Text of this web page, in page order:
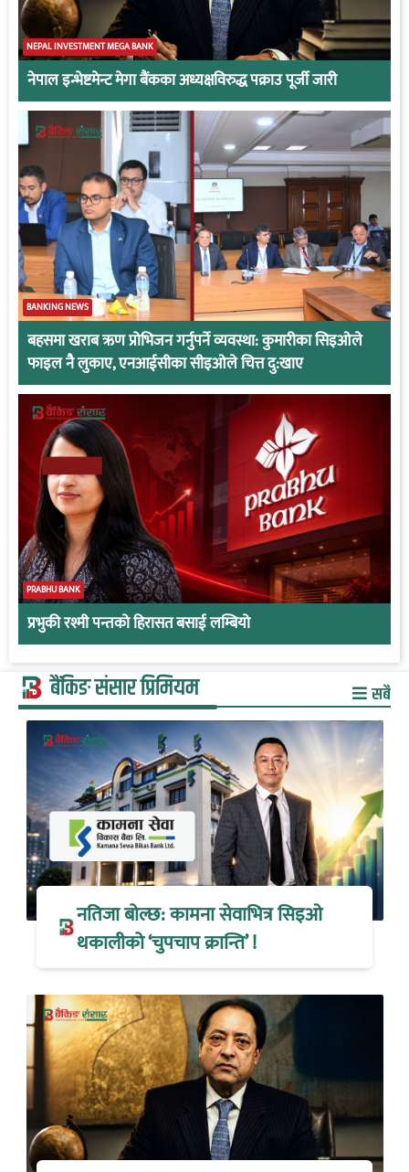
NEPAL INVESTMENT MEGA BANK
नेपाल इन्भेष्टमेन्ट मेगा बैंकका अध्यक्षविरुद्ध पक्राउ पूर्जी जारी
BANKING NEWS
बहसमा खराब ऋण प्रोभिजन गर्नुपर्ने व्यवस्था: कुमारीका सिइओले
फाइल नै लुकाए, एनआईसीका सीइओले चित्त दु:खाए
PRABHU BANK
प्रभुकी रश्मी पन्तको हिरासत बसाई लम्बियो
बैंकिङ संसार प्रिमियम सबै
नतिजा बोल्छ: कामना सेवाभित्र सिइओ
थकालीको ‘चुपचाप क्रान्ति’ !